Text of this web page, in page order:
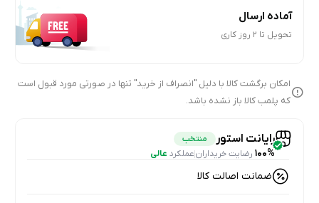
آماده ارسال
تحویل تا 2 روز کاری
امکان برگشت کالا با دلیل "انصراف از خرید" تنها در صورتی مورد قبول است
که پلمب کالا باز نشده باشد.
رایانت استور منتخب
100% رضایت خریدارانعملکرد عالی
ضمانت اصالت کالا